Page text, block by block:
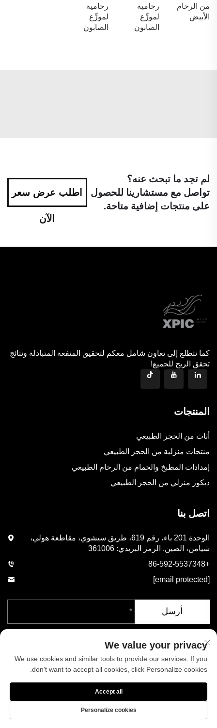
من الرخام
الأبيض
رخامية
لموزِّع
الصابون
رخامية
لموزِّع
الصابون
لم تجد ما تبحث عنه؟
تواصل مع مستشارينا للحصول
على منتجات إضافية متاحة.
اطلب عرض سعر
الآن
كما نتطلع إلى تعاون شامل معكم لتحقيق المنفعة المتبادلة ونتائج
تحقق الربح للجميع!
المنتجات
أثاث من الحجر الطبيعي
منتجات منزلية من الحجر الطبيعي
إمدادات المطبخ والحمام من الرخام الطبيعي
ديكور منزلي من الحجر الطبيعي
اتصل بنا
الوحدة 201 باء، رقم 619، طريق سيشوي، مقاطعة هولي،
شيامن، الصين. الرمز البريدي: 361006
+86-592-5537348
[email protected]
أرسل
حقوق الطبع والنشر © شركة شيامن فينيكس للصناعات المحدودة. جميع
من نحن
الأخبار اتصل بنا
We value your privacy
We use cookies and similar tools to provide our services. If you
don't want to accept all cookies, click Personalize cookies.
Personalize cookies
Accept all